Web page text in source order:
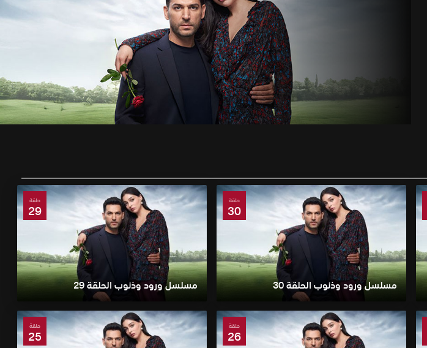
حلقة
30
مسلسل ورود وذنوب الحلقة 30
حلقة
29
مسلسل ورود وذنوب الحلقة 29
حلقة
26
حلقة
25